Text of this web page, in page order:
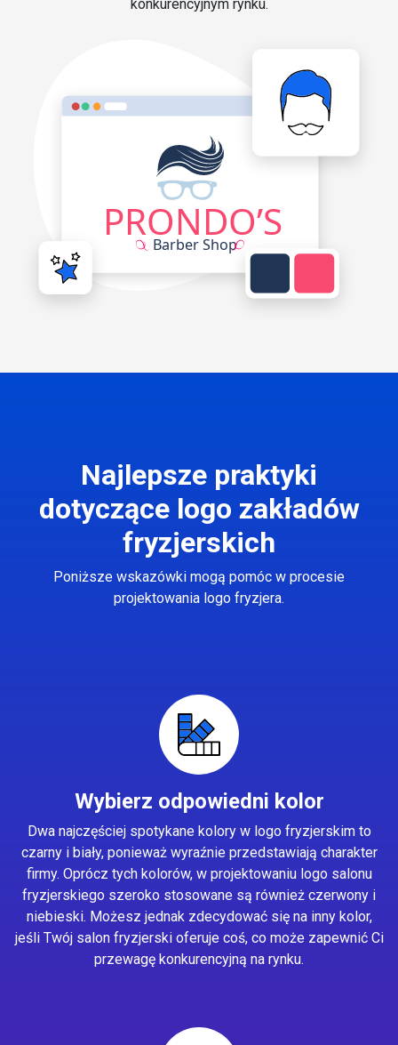
konkurencyjnym rynku.
Najlepsze praktyki
dotyczące logo zakładów
fryzjerskich
Poniższe wskazówki mogą pomóc w procesie
projektowania logo fryzjera.
Wybierz odpowiedni kolor
Dwa najczęściej spotykane kolory w logo fryzjerskim to
czarny i biały, ponieważ wyraźnie przedstawiają charakter
firmy. Oprócz tych kolorów, w projektowaniu logo salonu
fryzjerskiego szeroko stosowane są również czerwony i
niebieski. Możesz jednak zdecydować się na inny kolor,
jeśli Twój salon fryzjerski oferuje coś, co może zapewnić Ci
przewagę konkurencyjną na rynku.